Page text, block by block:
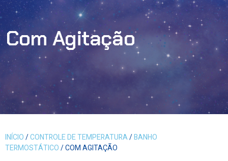
Com Agitação
INÍCIO/CONTROLE DE TEMPERATURA/BANHO
TERMOSTÁTICO/ COM AGITAÇÃO